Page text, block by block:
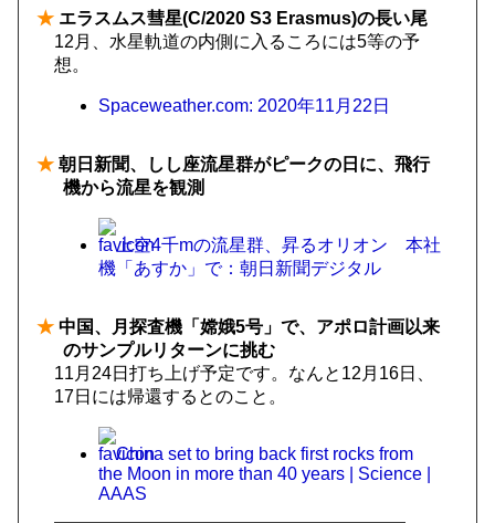
★ エラスムス彗星(C/2020 S3 Erasmus)の長い尾
12月、水星軌道の内側に入るころには5等の予
想。
Spaceweather.com: 2020年11月22日
★ 朝日新聞、しし座流星群がピークの日に、飛行
機から流星を観測
上空4千mの流星群、昇るオリオン 本社
機「あすか」で：朝日新聞デジタル
★ 中国、月探査機「嫦娥5号」で、アポロ計画以来
のサンプルリターンに挑む
11月24日打ち上げ予定です。なんと12月16日、
17日には帰還するとのこと。
China set to bring back first rocks from
the Moon in more than 40 years | Science |
AAAS